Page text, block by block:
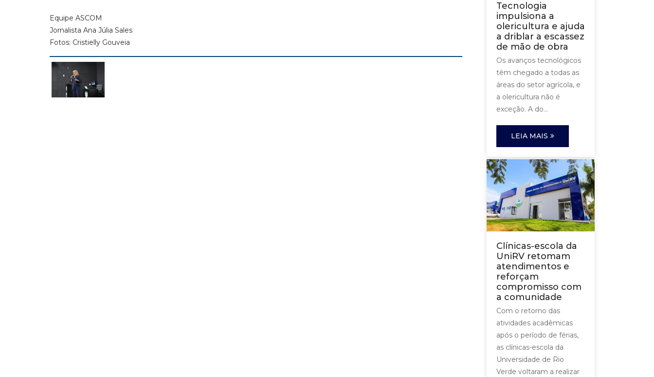
Equipe ASCOM
Jornalista Ana Júlia Sales
Fotos: Cristielly Gouveia
Tecnologia
impulsiona a
olericultura e ajuda
a driblar a escassez
de mão de obra
Os avanços tecnológicos
têm chegado a todas as
áreas do setor agrícola, e
a olericultura não é
exceção. A do...
LEIA MAIS
Clínicas-escola da
UniRV retomam
atendimentos e
reforçam
compromisso com
a comunidade
Com o retorno das
atividades acadêmicas
após o período de férias,
as clínicas-escola da
Universidade de Rio
Verde voltaram a realizar